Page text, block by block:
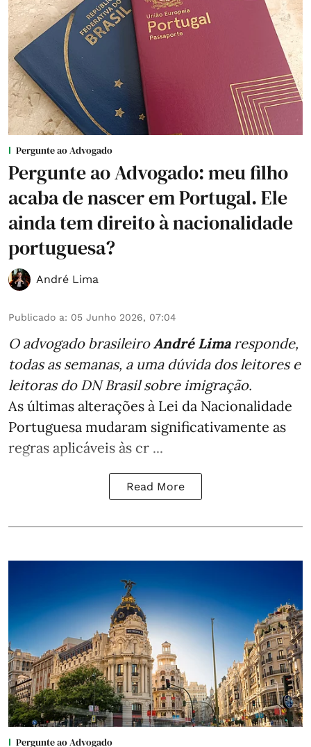
Pergunte ao Advogado
Pergunte ao Advogado: meu filho
acaba de nascer em Portugal. Ele
ainda tem direito à nacionalidade
portuguesa?
André Lima
Publicado a: 05 Junho 2026, 07:04
O advogado brasileiroAndré Limaresponde,
todas as semanas, a uma dúvida dos leitores e
leitoras do DN Brasil sobre imigração.
As últimas alterações à Lei da Nacionalidade
Portuguesa mudaram significativamente as
regras aplicáveis às cr ...
Read More
Pergunte ao Advogado